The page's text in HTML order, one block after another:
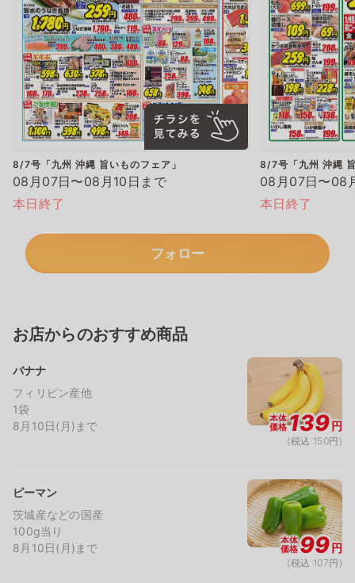
8/7号「九州 沖縄 旨いものフェア」
08月07日〜08月10日まで
本日終了
8/7号「九州 沖縄
08月07日〜08
本日終了
フォロー
お店からのおすすめ商品
バナナ
フィリピン産他
1袋
8月10日(月)まで
本体
価格139円
(税込 150円)
ピーマン
茨城産などの国産
100g当り
8月10日(月)まで
本体
価格99円
(税込 107円)